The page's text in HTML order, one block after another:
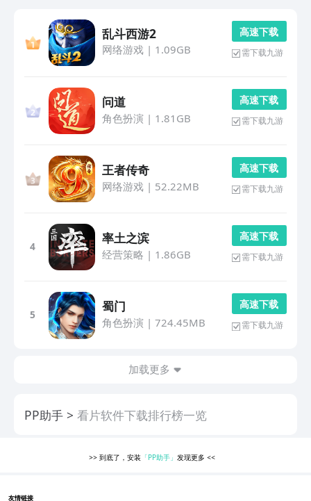
乱斗西游2
网络游戏| 1.09GB
高 速 下 载
需下载九游
问道
角色扮演 | 1.81GB
高 速 下 载
需下载九游
王者传奇
网络游戏| 52.22MB
高 速 下 载
需下载九游
4
率土之滨
经营策略 | 1.86GB
高 速 下 载
需下载九游
5
蜀门
角色扮演 | 724.45MB
高 速 下 载
需下载九游
加载更多
PP助手 看片软件下载排行榜一览
>> 到底了，安装 「PP助手」 发现更多<<
友情链接